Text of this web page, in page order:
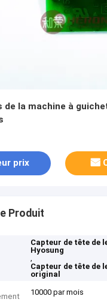
de la machine à
prix
Produit
Capteur de tête de
Hyosung
,
Capteur de tête de
original
10000 par mois